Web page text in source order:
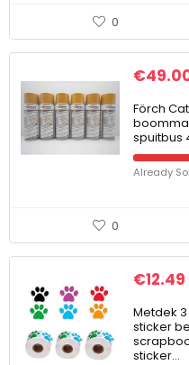
0
€
Förch
spuitbus
Already
0
€12.49
Metdek
sticker
sticker…